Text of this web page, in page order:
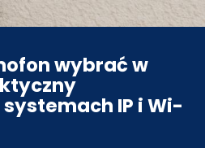
wybrać w
IP i Wi-